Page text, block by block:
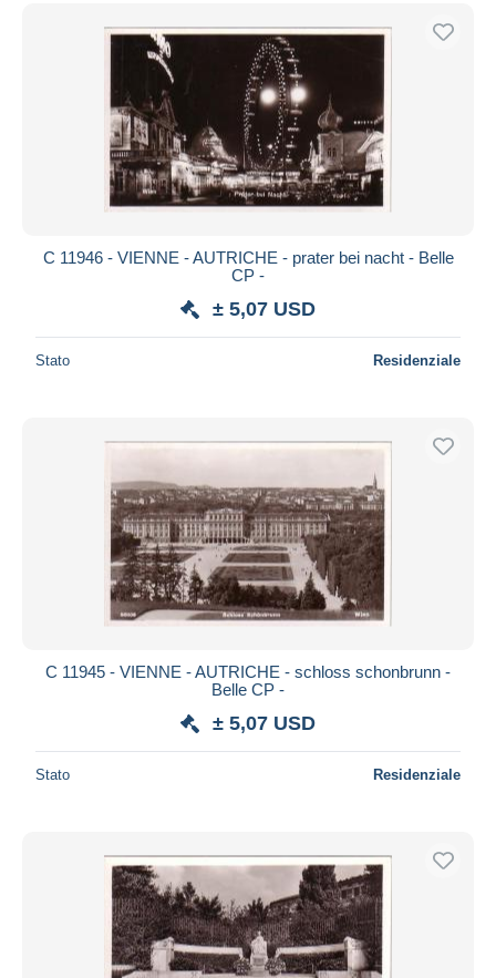
C 11946 - VIENNE - AUTRICHE - prater bei nacht - Belle
CP -
± 5,07 USD
Stato Residenziale
C 11945 - VIENNE - AUTRICHE - schloss schonbrunn -
Belle CP -
± 5,07 USD
Stato Residenziale